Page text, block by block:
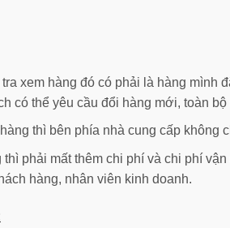
xem hàng đó có phải là hàng
có thể yêu cầu đổi hàng mới, toàn
thì bên phía nhà cung cấp không
phải mất thêm chi phí và chi phí
hàng, nhân viên kinh doanh.